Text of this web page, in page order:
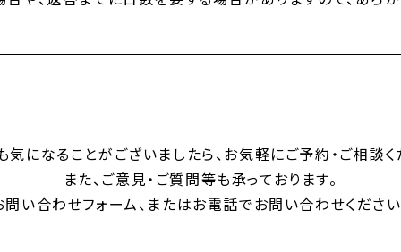
気になることがございましたら、お気軽にご予約・ご相談く
また、ご意見・ご質問等も承っております。
問い合わせフォーム、またはお電話でお問い合わせください